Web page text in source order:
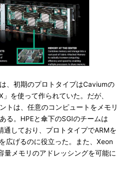
、初期のプロトタイプはCaviumの
を使って作られていた。だが、
トは、任意のコンピュートをメモリ
る。HPEと傘下のSGIのチームは
通しており、プロトタイプでARMを
広げるのに役立った。また、Xeon
量メモリのアドレッシングを可能に